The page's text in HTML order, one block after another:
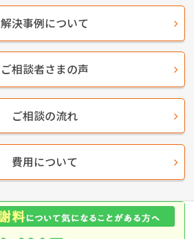
解決事例について
ご相談者さまの声
ご相談の流れ
費用について